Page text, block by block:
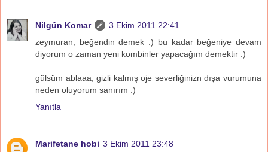
Nilgün Komar
3 Ekim 2011 22:41
zeymuran; beğendin demek :) bu kadar beğeniye devam
diyorum o zaman yeni kombinler yapacağım demektir :)
gülsüm ablaaa; gizli kalmış oje severliğinizn dışa vurumuna
neden oluyorum sanırım :)
Yanıtla
Marifetane hobi 3 Ekim 2011 23:48